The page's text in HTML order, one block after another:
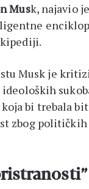
Musk, najavio
Musk je
bi trebala
zbog